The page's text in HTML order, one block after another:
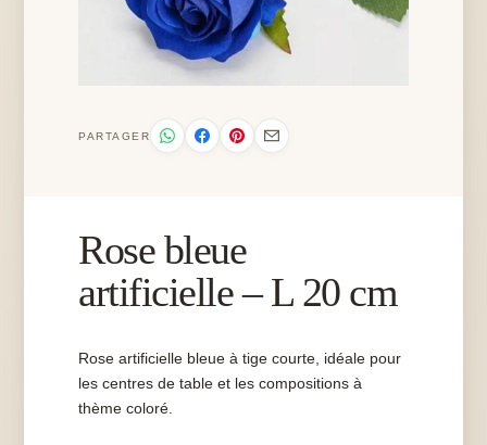
PARTAGER
Rose bleue
artificielle – L 20 cm
Rose artificielle bleue à tige courte, idéale pour
les centres de table et les compositions à
thème coloré.